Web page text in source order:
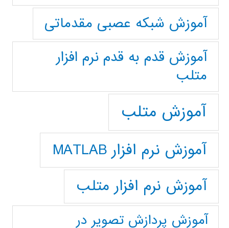
آموزش شبکه عصبی مقدماتی
آموزش قدم به قدم نرم افزار
متلب
آموزش متلب
آموزش نرم افزار MATLAB
آموزش نرم افزار متلب
آموزش پردازش تصوير در